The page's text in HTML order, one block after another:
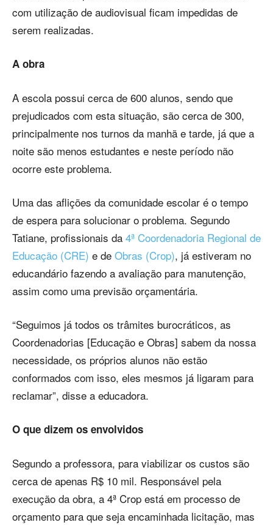
com utilização de audiovisual ficam impedidas de
serem realizadas.
A obra
A escola possui cerca de 600 alunos, sendo que
prejudicados com esta situação, são cerca de 300,
principalmente nos turnos da manhã e tarde, já que a
noite são menos estudantes e neste período não
ocorre este problema.
Uma das aflições da comunidade escolar é o tempo
de espera para solucionar o problema. Segundo
Tatiane, profissionais da 4ª Coordenadoria Regional de
Educação (CRE) e de Obras (Crop), já estiveram no
educandário fazendo a avaliação para manutenção,
assim como uma previsão orçamentária.
“Seguimos já todos os trâmites burocráticos, as
Coordenadorias [Educação e Obras] sabem da nossa
necessidade, os próprios alunos não estão
conformados com isso, eles mesmos já ligaram para
reclamar”, disse a educadora.
O que dizem os envolvidos
Segundo a professora, para viabilizar os custos são
cerca de apenas R$ 10 mil. Responsável pela
execução da obra, a 4ª Crop está em processo de
orçamento para que seja encaminhada licitação, mas